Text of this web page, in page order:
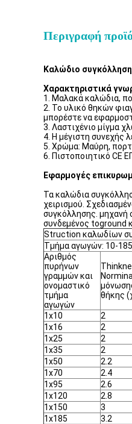
Περιγραφή
Καλώδιο
Χαρακτηριστικά
1. Μαλακά καλώδια,
2. Το υλικό θηκών
μπορέστε να
3. Λαστιχένιο μίγμα
4. Η μέγιστη συνεχής
5. Χρώμα: Μαύρη,
6. Πιστοποιητικό CE
Εφαρμογές
Τα καλώδια
χειρισμού.
συγκόλλησης. μηχανή
συνδεμένος toground
Struction καλωδίων
Τμήμα αγωγών: 10-
Αριθμός
πυρήνων
γραμμών και
ονομαστικό
τμήμα
αγωγών
θήκης
1x10
2
1x16
2
1x25
2
1x35
2
1x50
2.2
1x70
2.4
1x95
2.6
1x120
2.8
1x150
3
1x185
3.2